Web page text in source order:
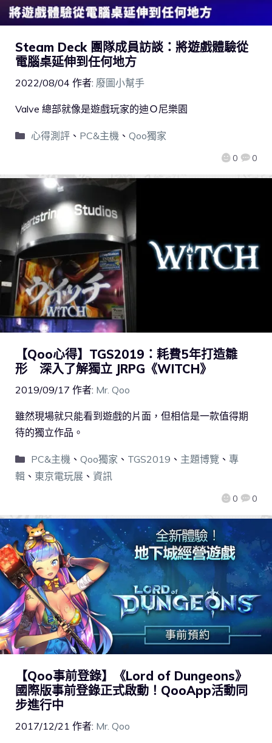
Steam Deck 團隊成員訪談：將遊戲體驗從
電腦桌延伸到任何地方
2022/08/04 作者: 廢圖小幫手
0 0
Valve 總部就像是遊戲玩家的迪Ｏ尼樂園
心得測評、 PC&主機、 Qoo獨家
【Qoo心得】TGS2019：耗費5年打造雛
形 深入了解獨立 JRPG《WITCH》
2019/09/17 作者: Mr. Qoo
0 0
雖然現場就只能看到遊戲的片面，但相信是一款值得期
待的獨立作品。
PC&主機 、 Qoo獨家 、 TGS2019 、 主題博覽 、 專
輯 、 東京電玩展 、 資訊
【Qoo事前登錄】《Lord of Dungeons》
國際版事前登錄正式啟動！QooApp活動同
步進行中
2017/12/21 作者: Mr. Qoo